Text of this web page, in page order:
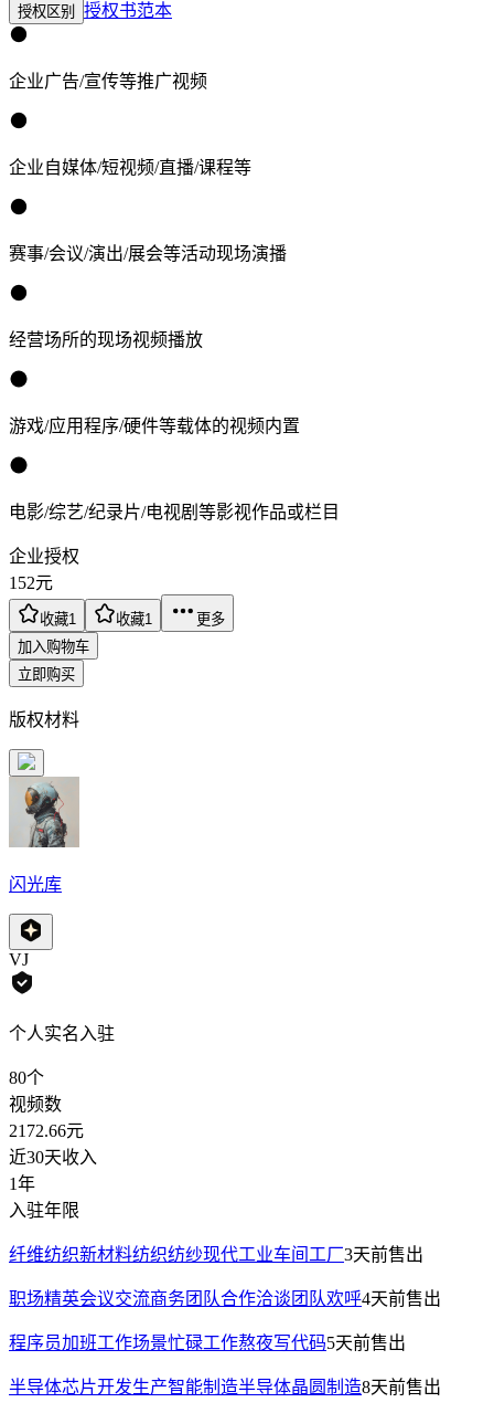
授权区别 授权书范本
企业广告/宣传等推广视频
企业自媒体/短视频/直播/课程等
赛事/会议/演出/展会等活动现场演播
经营场所的现场视频播放
游戏/应用程序/硬件等载体的视频内置
电影/综艺/纪录片/电视剧等影视作品或栏目
企业授权
152元
收藏1 收藏1
更多
加入购物车
立即购买
版权材料
闪光库
VJ
个人实名入驻
80个
视频数
2172.66元
近30天收入
1年
入驻年限
纤维纺织新材料纺织纺纱现代工业车间工厂 3天前售出
职场精英会议交流商务团队合作洽谈团队欢呼4天前售出
程序员加班工作场景忙碌工作熬夜写代码5天前售出
半导体芯片开发生产智能制造半导体晶圆制造8天前售出